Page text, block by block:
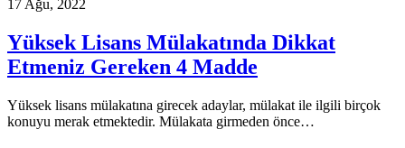
17 Ağu, 2022
Yüksek Lisans Mülakatında Dikkat
Etmeniz Gereken 4 Madde
Yüksek lisans mülakatına girecek adaylar, mülakat ile ilgili birçok
konuyu merak etmektedir. Mülakata girmeden önce…